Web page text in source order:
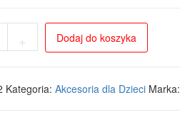
+ Dodaj do koszyka
Kategoria: Akcesoria dla Dzieci Marka: